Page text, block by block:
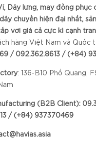
Dây lưng, may đồng phục
chuyền hiện đại nhất,
với giá cả cực kì cạnh
hàng Việt Nam và Quốc
/ 092.362.8613 / (+84)
: 136-B10 Phổ Quang,
(B2B Client):
/ (+84) 937370469